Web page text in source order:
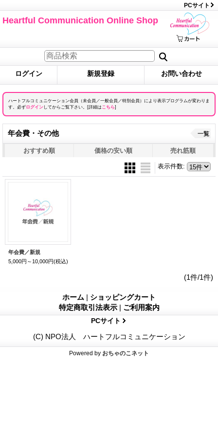
PCサイト
Heartful Communication Online Shop
ログイン 新規登録 お問い合わせ
ハートフルコミュニケーション会員（未会員／一般会員／特別会員）により表示プログラムが変わりま
す。必ずログイン してからご覧下さい。[詳細は こちら]
年会費・その他 一覧
おすすめ順 価格の安い順 売れ筋順
表示件数:
年会費／新規
5,000円～10,000円(税込)
(1件/1件)
ホーム | ショッピングカート
特定商取引法表示 | ご利用案内
PCサイト
(C) NPO法人 ハートフルコミュニケーション
Powered by おちゃのこネット